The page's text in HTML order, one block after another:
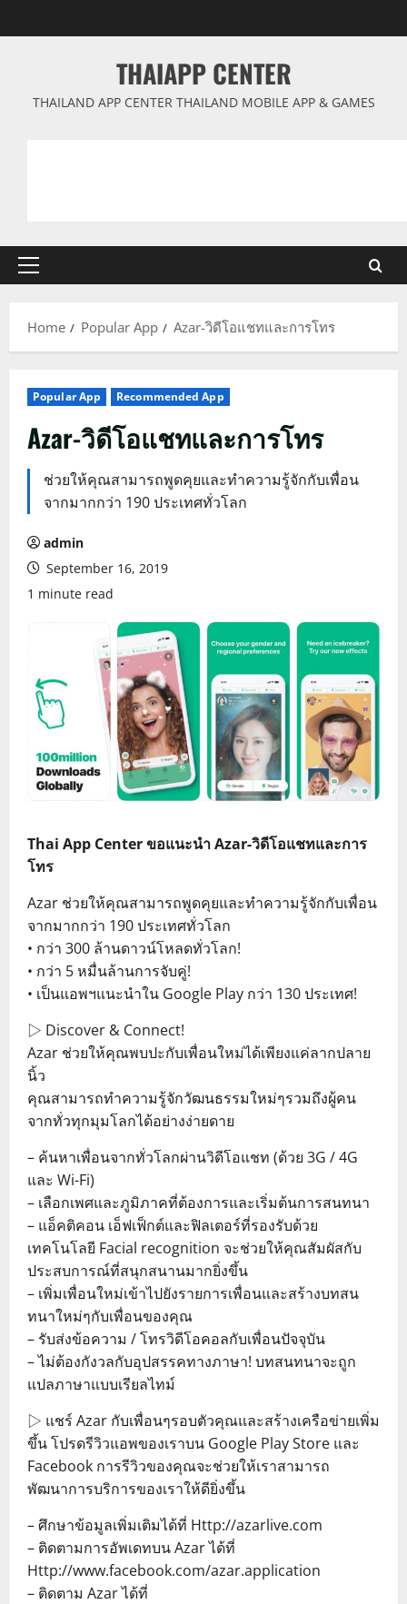
to
THAIAPP CENTER
THAILAND APP CENTER THAILAND MOBILE APP & GAMES
Primary
Home
Popular App Azar-วิดีโอแชทและการโทร
Popular App Recommended App
Azar-วิดีโอแชทและการโทร
ช่วยให้คุณสามารถพูดคุยและทำความรู้จักกับเพื่อน
จากมากกว่า 190 ประเทศทั่วโลก
admin
September 16, 2019
1 minute read
Thai App Center ขอแนะนำ Azar-วิดีโอแชทและการ
โทร
Azar ช่วยให้คุณสามารถพูดคุยและทำความรู้จักกับเพื่อน
จากมากกว่า 190 ประเทศทั่วโลก
• กว่า 300 ล้านดาวน์โหลดทั่วโลก!
• กว่า 5 หมื่นล้านการจับคู่!
• เป็นแอพฯแนะนำใน Google Play กว่า 130 ประเทศ!
▷ Discover & Connect!
Azar ช่วยให้คุณพบปะกับเพื่อนใหม่ได้เพียงแค่ลากปลาย
นิ้ว
คุณสามารถทำความรู้จักวัฒนธรรมใหม่ๆรวมถึงผู้คน
จากทั่วทุกมุมโลกได้อย่างง่ายดาย
– ค้นหาเพื่อนจากทั่วโลกผ่านวิดีโอแชท (ด้วย 3G / 4G
และ Wi-Fi)
– เลือกเพศและภูมิภาคที่ต้องการและเริ่มต้นการสนทนา
– แอ็คติคอน เอ็ฟเฟ็กต์และฟิลเตอร์ที่รองรับด้วย
เทคโนโลยี Facial recognition จะช่วยให้คุณสัมผัสกับ
ประสบการณ์ที่สนุกสนานมากยิ่งขึ้น
– เพิ่มเพื่อนใหม่เข้าไปยังรายการเพื่อนและสร้างบทสน
ทนาใหม่ๆกับเพื่อนของคุณ
– รับส่งข้อความ / โทรวิดีโอคอลกับเพื่อนปัจจุบัน
– ไม่ต้องกังวลกับอุปสรรคทางภาษา! บทสนทนาจะถูก
แปลภาษาแบบเรียลไทม์
▷ แชร์ Azar กับเพื่อนๆรอบตัวคุณและสร้างเครือข่ายเพิ่ม
ขึ้น โปรดรีวิวแอพของเราบน Google Play Store และ
Facebook การรีวิวของคุณจะช่วยให้เราสามารถ
พัฒนาการบริการของเราให้ดียิ่งขึ้น
– ศึกษาข้อมูลเพิ่มเติมได้ที่ Http://azarlive.com
– ติดตามการอัพเดทบน Azar ได้ที่
Http://www.facebook.com/azar.application
– ติดตาม Azar ได้ที่